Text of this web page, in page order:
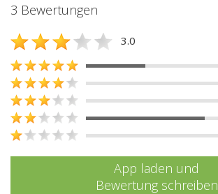
3 Bewertungen
3.0
App laden und
Bewertung schreiben